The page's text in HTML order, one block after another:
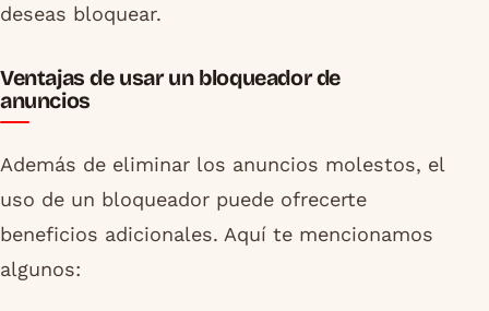
deseas bloquear.
Ventajas de usar un bloqueador de
anuncios
Además de eliminar los anuncios molestos, el
uso de un bloqueador puede ofrecerte
beneficios adicionales. Aquí te mencionamos
algunos: